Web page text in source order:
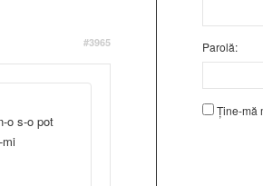
#3965
o s-o pot
Parolă:
Ține-mă